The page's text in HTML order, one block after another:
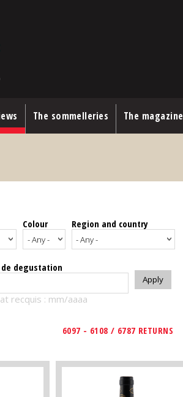
The sommelleries The magazine
Colour Region and country
degustation
recquis : mm/aaaa
6097 - 6108 / 6787 RETURNS